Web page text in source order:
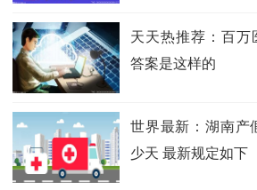
天天热推荐：百万
答案是这样的
世界最新：湖南产
少天 最新规定如下